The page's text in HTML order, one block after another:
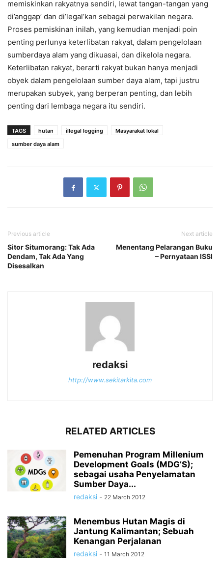
memiskinkan rakyatnya sendiri, lewat tangan-tangan yang
di’anggap’ dan di’legal’kan sebagai perwakilan negara.
Proses pemiskinan inilah, yang kemudian menjadi poin
penting perlunya keterlibatan rakyat, dalam pengelolaan
sumberdaya alam yang dikuasai, dan dikelola negara.
Keterlibatan rakyat, berarti rakyat bukan hanya menjadi
obyek dalam pengelolaan sumber daya alam, tapi justru
merupakan subyek, yang berperan penting, dan lebih
penting dari lembaga negara itu sendiri.
TAGS hutan illegal logging
Masyarakat lokal
sumber daya alam
Previous article
Sitor Situmorang: Tak Ada
Dendam, Tak Ada Yang
Disesalkan
Next article
Menentang Pelarangan Buku
– Pernyataan ISSI
redaksi
http://www.sekitarkita.com
RELATED ARTICLES
Pemenuhan Program Millenium
Development Goals (MDG’S);
sebagai usaha Penyelamatan
Sumber Daya...
redaksi - 22 March 2012
Menembus Hutan Magis di
Jantung Kalimantan; Sebuah
Kenangan Perjalanan
redaksi - 11 March 2012